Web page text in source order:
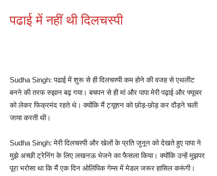
पढाई में नहीं थी दिलचस्पी
Sudha Singh: पढाई में शुरू से ही दिलचस्पी कम होने की वजह से एथलीट
बनने की तरफ रुझान बढ़ गया। बचपन से ही मां और पापा मेरी पढ़ाई और फ्यूचर
को लेकर फिक्रमंद रहते थे। क्योंकि मैं ट्यूशन को छोड़-छोड़ कर दौड़ने चली
जाया करती थी।
Sudha Singh: मेरी दिलचस्पी और खेलों के प्रति जुनून को देखते हुए पापा ने
मुझे अच्छी ट्रेनिंग के लिए लखनऊ भेजने का फैसला किया। क्योंकि उन्हें मुझपर
पूरा भरोसा था कि मैं एक दिन ओलिंपिक गेम्स में मेडल जरूर हासिल करूंगी।